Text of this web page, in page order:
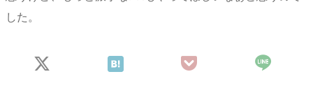
した。